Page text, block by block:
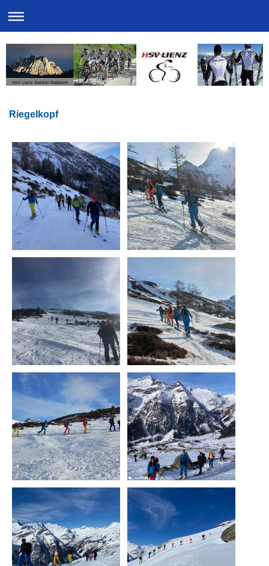
HSV Lienz Sektion Radsport
Riegelkopf